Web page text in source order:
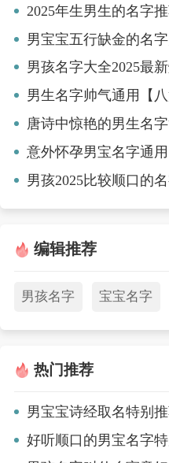
【八篇】
2025年生男生的名字推
男宝宝五行缺金的名
篇】男孩名字大全2025最新
男生名字帅气通用【八
唐诗中惊艳的男生名字
意外怀孕男宝名字通用
男孩2025比较顺口的
编辑推荐
男孩名字 宝宝名字
热门推荐
男宝宝诗经取名特别
好听顺口的男宝名字特